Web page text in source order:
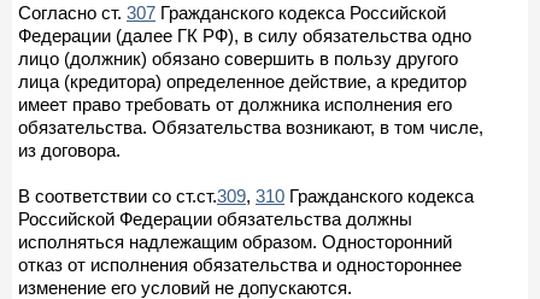
Согласно ст. 307 Гражданского кодекса Российской
Федерации (далее ГК РФ), в силу обязательства одно
лицо (должник) обязано совершить в пользу другого
лица (кредитора) определенное действие, а кредитор
имеет право требовать от должника исполнения его
обязательства. Обязательства возникают, в том числе,
из договора.
В соответствии со ст.ст.309, 310 Гражданского кодекса
Российской Федерации обязательства должны
исполняться надлежащим образом. Односторонний
отказ от исполнения обязательства и одностороннее
изменение его условий не допускаются.